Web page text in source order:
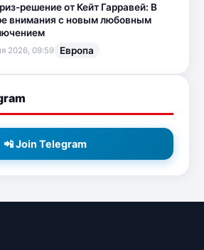
решение от Кейт Гарравей: В
внимания с новым любовным
2026, 09:59 Европа
📲 Join Telegram